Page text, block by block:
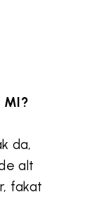
MI?
da,
alt
fakat